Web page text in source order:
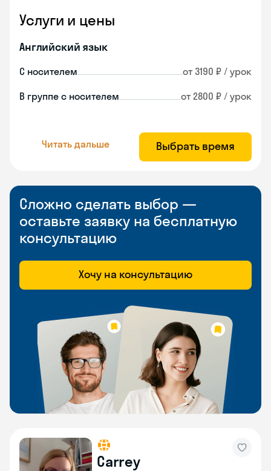
Услуги и цены
Английский язык
С носителем от 3190 ₽ / урок
В группе с носителем от 2800 ₽ / урок
Читать дальше Выбрать время
Сложно сделать выбор —
оставьте заявку на бесплатную
консультацию
Хочу на консультацию
Carrey